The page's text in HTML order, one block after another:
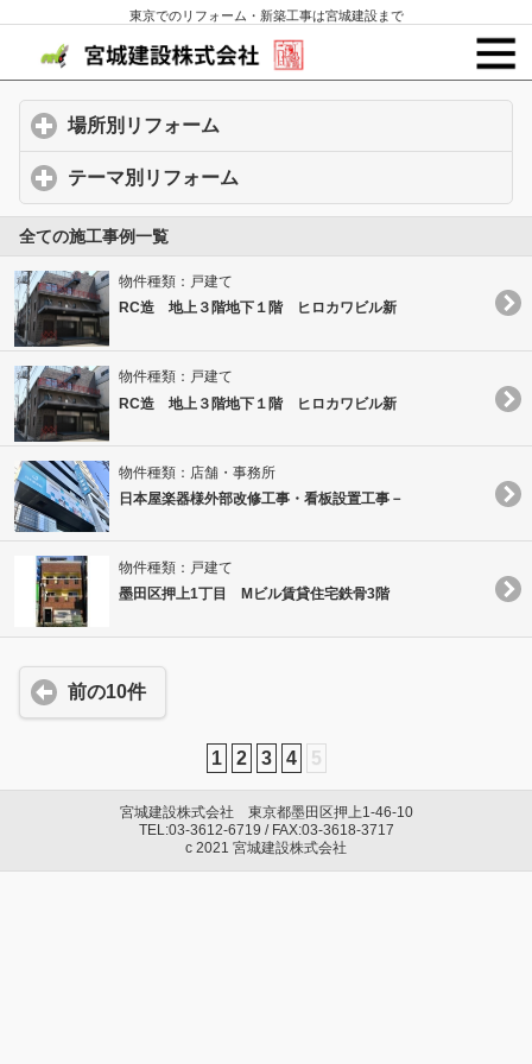
東京でのリフォーム・新築工事は宮城建設まで
場所別リフォーム
テーマ別リフォーム
全ての施工事例一覧
物件種類：戸建て
RC造 地上３階地下１階 ヒロカワビル新
物件種類：戸建て
RC造 地上３階地下１階 ヒロカワビル新
物件種類：店舗・事務所
日本屋楽器様外部改修工事・看板設置工事－
物件種類：戸建て
墨田区押上1丁目 Mビル賃貸住宅鉄骨3階
前の10件
1 2 3 4 5
宮城建設株式会社 東京都墨田区押上1-46-10
TEL:03-3612-6719 / FAX:03-3618-3717
c 2021 宮城建設株式会社